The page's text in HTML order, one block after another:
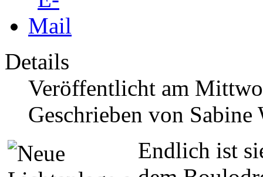
Details
Veröffentlicht am
Geschrieben von Sabine
Endlich ist